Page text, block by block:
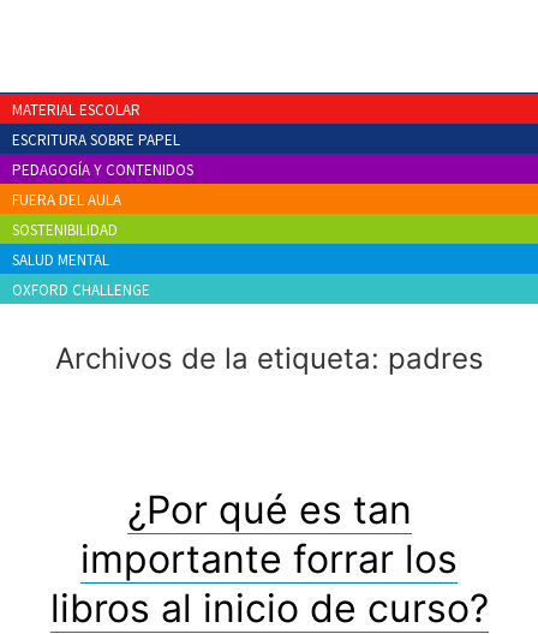
MATERIAL ESCOLAR
ESCRITURA SOBRE PAPEL
PEDAGOGÍA Y CONTENIDOS
FUERA DEL AULA
SOSTENIBILIDAD
SALUD MENTAL
OXFORD CHALLENGE
Archivos de la etiqueta: padres
¿Por qué es tan
importante forrar los
libros al inicio de curso?